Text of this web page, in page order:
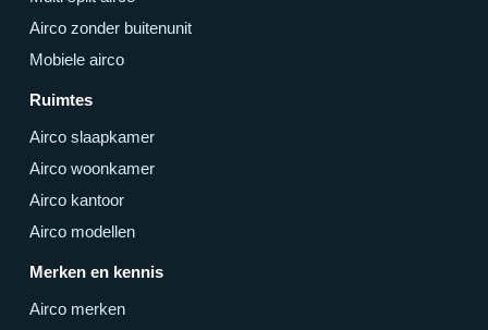
Airco zonder buitenunit
Mobiele airco
Ruimtes
Airco slaapkamer
Airco woonkamer
Airco kantoor
Airco modellen
Merken en kennis
Airco merken